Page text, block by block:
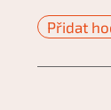
Přidat